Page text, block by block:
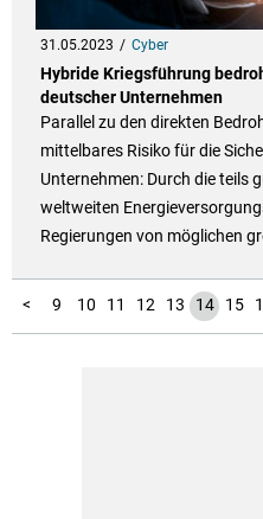
31.05.2023 Cyber
Hybride Kriegsführung
deutscher Unternehmen
Parallel zu den direkten
mittelbares Risiko für die
Unternehmen: Durch die teils
weltweiten
Regierungen von möglichen
<
1
2
3
4
5
6
7
8 9 10 11 12 13 14 15
19
20